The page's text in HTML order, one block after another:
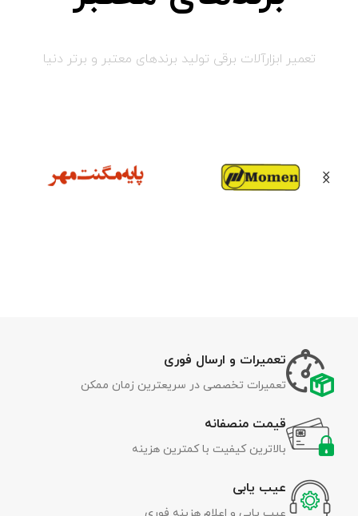
تعمیر ابزارآلات برقی تولید برندهای معتبر و برتر دنیا
تعمیرات و ارسال فوری
تعمیرات تخصصی در سریعترین زمان ممکن
قیمت منصفانه
بالاترین کیفیت با کمترین هزینه
عیب یابی